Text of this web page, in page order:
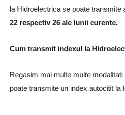
la Hidroelectrica se poate transmite
22 respectiv 26 ale lunii curente.
Cum transmit indexul la
Regasim mai multe multe
poate transmite un index autocitit la